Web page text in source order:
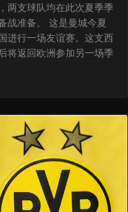
两支球队均在此次夏季季
战准备。 这是曼城今夏
进行一场友谊赛。这支西
将返回欧洲参加另一场季